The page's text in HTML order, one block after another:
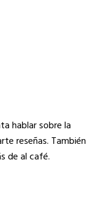
hablar sobre la
reseñas. También
de al café.